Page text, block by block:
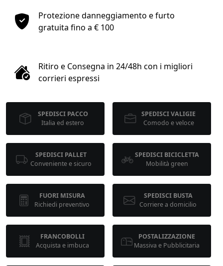
1
COLLO 1
cm cm
calcola
Protezione danneggiamento e furto
gratuita fino a € 100
Ritiro e Consegna in 24/48h con i migliori
corrieri espressi
SPEDISCI PACCO
Italia ed estero
SPEDISCI VALIGIE
Comodo e veloce
SPEDISCI PALLET
Conveniente e sicuro
SPEDISCI BICICLETTA
Mobilità green
FUORI MISURA
Richiedi preventivo
SPEDISCI BUSTA
Corriere a domicilio
FRANCOBOLLI
Acquista e imbuca
POSTALIZZAZIONE
Massiva e Pubblicitaria